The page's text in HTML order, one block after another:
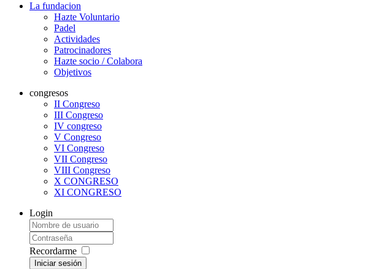
La fundacion
Hazte Voluntario
Padel
Actividades
Patrocinadores
Hazte socio / Colabora
Objetivos
congresos
II Congreso
III Congreso
IV congreso
V Congreso
VI Congreso
VII Congreso
VIII Congreso
X CONGRESO
XI CONGRESO
Login
Recordarme
Iniciar sesión